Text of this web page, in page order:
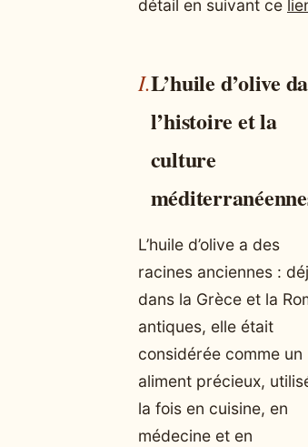
détail en suivant ce
L’huile d’olive
l’histoire et la
culture
L’huile d’olive a des
racines anciennes :
dans la Grèce et la
antiques, elle était
considérée comme un
aliment précieux,
la fois en cuisine, en
médecine et en